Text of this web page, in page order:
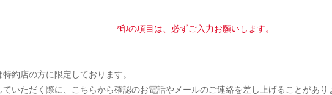
*印の項目は、必ずご入力お願いします。
特約店の方に限定しております。
ていただく際に、こちらから確認のお電話やメールのご連絡を差し上げることがあり